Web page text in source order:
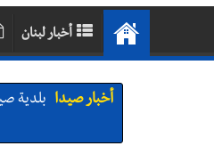
أخبار لبنان
أخبار صيدا بلدية